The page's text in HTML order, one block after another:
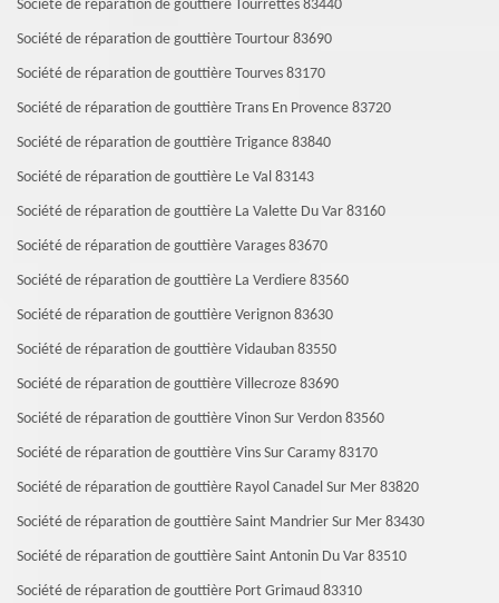
Société de réparation de gouttière Tourrettes 83440
Société de réparation de gouttière Tourtour 83690
Société de réparation de gouttière Tourves 83170
Société de réparation de gouttière Trans En Provence 83720
Société de réparation de gouttière Trigance 83840
Société de réparation de gouttière Le Val 83143
Société de réparation de gouttière La Valette Du Var 83160
Société de réparation de gouttière Varages 83670
Société de réparation de gouttière La Verdiere 83560
Société de réparation de gouttière Verignon 83630
Société de réparation de gouttière Vidauban 83550
Société de réparation de gouttière Villecroze 83690
Société de réparation de gouttière Vinon Sur Verdon 83560
Société de réparation de gouttière Vins Sur Caramy 83170
Société de réparation de gouttière Rayol Canadel Sur Mer 83820
Société de réparation de gouttière Saint Mandrier Sur Mer 83430
Société de réparation de gouttière Saint Antonin Du Var 83510
Société de réparation de gouttière Port Grimaud 83310